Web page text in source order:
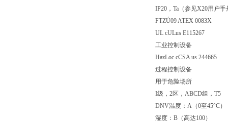
IP20，Ta（参见X20用户手
FTZÚ09 ATEX 0083X
UL cULus E115267
工业控制设备
HazLoc cCSA us 244665
过程控制设备
用于危险场所
I级，2区，ABCD组，T5
DNV温度：A（0至45°C）
湿度：B（高达100）